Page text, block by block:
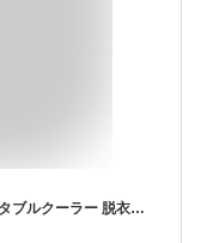
冷風機 冷風扇 ペット 犬 猫 小型 涼しい ポータブルクーラー 脱衣所 ペット 首振り エアコン 置き型 静音 卓上 ポータブルエアコン 保冷剤 冷風扇風機 省エネ 氷 扇風機 ミスト ミストファン 冷風 水 電気代 家庭用 持ち運び コンパクト Qurra いつもミスト jj